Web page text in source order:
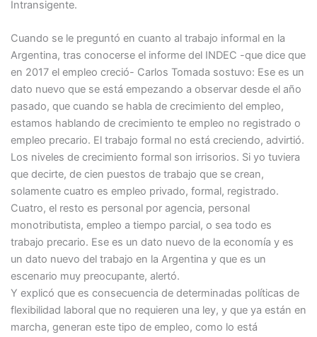
Intransigente.
Cuando se le preguntó en cuanto al trabajo informal en la
Argentina, tras conocerse el informe del INDEC -que dice que
en 2017 el empleo creció- Carlos Tomada sostuvo: Ese es un
dato nuevo que se está empezando a observar desde el año
pasado, que cuando se habla de crecimiento del empleo,
estamos hablando de crecimiento te empleo no registrado o
empleo precario. El trabajo formal no está creciendo, advirtió.
Los niveles de crecimiento formal son irrisorios. Si yo tuviera
que decirte, de cien puestos de trabajo que se crean,
solamente cuatro es empleo privado, formal, registrado.
Cuatro, el resto es personal por agencia, personal
monotributista, empleo a tiempo parcial, o sea todo es
trabajo precario. Ese es un dato nuevo de la economía y es
un dato nuevo del trabajo en la Argentina y que es un
escenario muy preocupante, alertó.
Y explicó que es consecuencia de determinadas políticas de
flexibilidad laboral que no requieren una ley, y que ya están en
marcha, generan este tipo de empleo, como lo está